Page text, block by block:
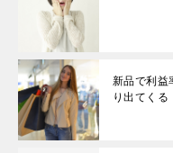
新品で利益
り出てくる